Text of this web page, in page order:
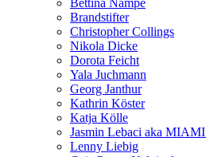
Bettina Nampé
Brandstifter
Christopher Collings
Nikola Dicke
Dorota Feicht
Yala Juchmann
Georg Janthur
Kathrin Köster
Katja Kölle
Jasmin Lebaci aka
Lenny Liebig